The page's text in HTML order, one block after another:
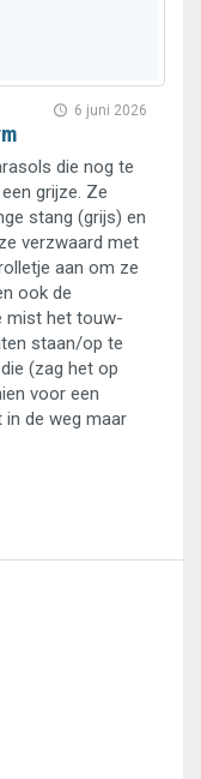
6 juni 2026
die nog te
grijze. Ze
stang (grijs) en
verzwaard met
aan om ze
ook de
mist het touw-
staan/op te
(zag het op
voor een
de weg maar